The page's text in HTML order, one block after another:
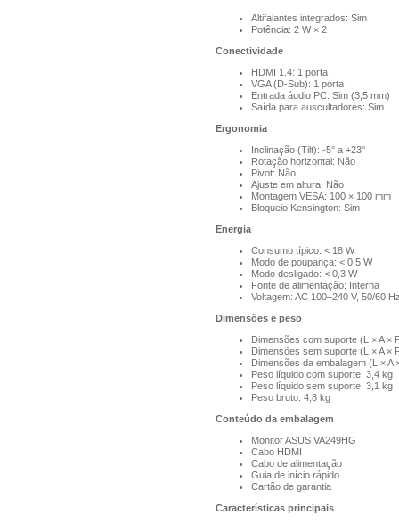
Altifalantes integrados: Sim
Potência: 2 W × 2
Conectividade
HDMI 1.4: 1 porta
VGA (D-Sub): 1 porta
Entrada áudio PC: Sim (3,5 mm)
Saída para auscultadores: Sim
Ergonomia
Inclinação (Tilt): -5° a +23°
Rotação horizontal: Não
Pivot: Não
Ajuste em altura: Não
Montagem VESA: 100 × 100 mm
Bloqueio Kensington: Sim
Energia
Consumo típico: < 18 W
Modo de poupança: < 0,5 W
Modo desligado: < 0,3 W
Fonte de alimentação: Interna
Voltagem: AC 100–240 V, 50/60
Dimensões e peso
Dimensões com suporte (L × A ×
Dimensões sem suporte (L × A ×
Dimensões da embalagem (L × A
Peso líquido com suporte: 3,4 kg
Peso líquido sem suporte: 3,1 kg
Peso bruto: 4,8 kg
Conteúdo da embalagem
Monitor ASUS VA249HG
Cabo HDMI
Cabo de alimentação
Guia de início rápido
Cartão de garantia
Características principais